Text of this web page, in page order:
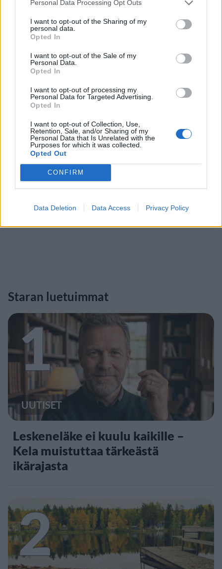
Personal Data Processing Opt Outs
I want to opt-out of the Sharing of my
personal data.
Opted In
I want to opt-out of the Sale of my
Personal Data.
Opted In
I want to opt-out of processing my
Personal Data for Targeted Advertising.
Opted In
I want to opt-out of Collection, Use,
Retention, Sale, and/or Sharing of my
Personal Data that Is Unrelated with the
Purposes for which it was collected.
Opted Out
CONFIRM
Data Deletion Data Access Privacy Policy
Staran luetuimmat
1
UUTISET
Leskeneläke ei kuulu kaikille –
Kela muistuttaa tärkeästä
ikärajasta
2